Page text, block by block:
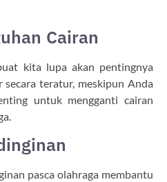
Cairan
kita lupa akan pentingnya
secara teratur, meskipun Anda
untuk mengganti cairan
pasca olahraga membantu